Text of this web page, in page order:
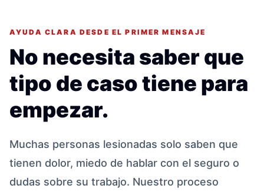
AYUDA CLARA DESDE EL PRIMER MENSAJE
No necesita saber que
tipo de caso tiene para
empezar.
Muchas personas lesionadas solo saben que
tienen dolor, miedo de hablar con el seguro o
dudas sobre su trabajo. Nuestro proceso